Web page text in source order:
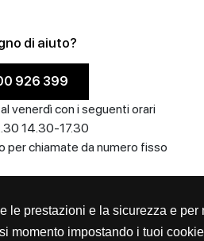
prestazioni e la sicurezza e
impostando i tuoi
di aiuto?
926 399
venerdì con i seguenti orari
14.30-17.30
per chiamate da numero fisso